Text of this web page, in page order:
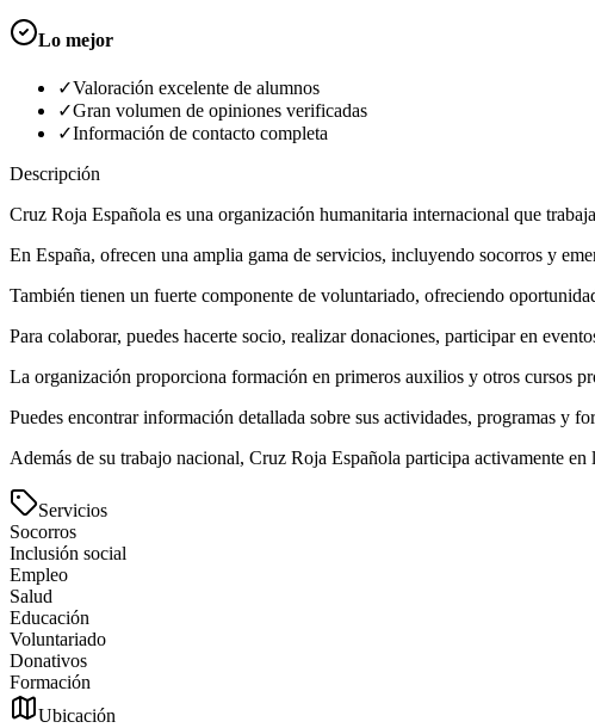
Lo mejor
✓Valoración excelente de alumnos
✓Gran volumen de opiniones verificadas
✓Información de contacto completa
Descripción
Cruz Roja Española es una organización humanitaria internacional que
En España, ofrecen una amplia gama de servicios, incluyendo socorros y
También tienen un fuerte componente de voluntariado, ofreciendo
Para colaborar, puedes hacerte socio, realizar donaciones, participar en
La organización proporciona formación en primeros auxilios y otros cursos
Puedes encontrar información detallada sobre sus actividades, programas y
Además de su trabajo nacional, Cruz Roja Española participa activamente
Servicios
Socorros
Inclusión social
Empleo
Salud
Educación
Voluntariado
Donativos
Formación
Ubicación